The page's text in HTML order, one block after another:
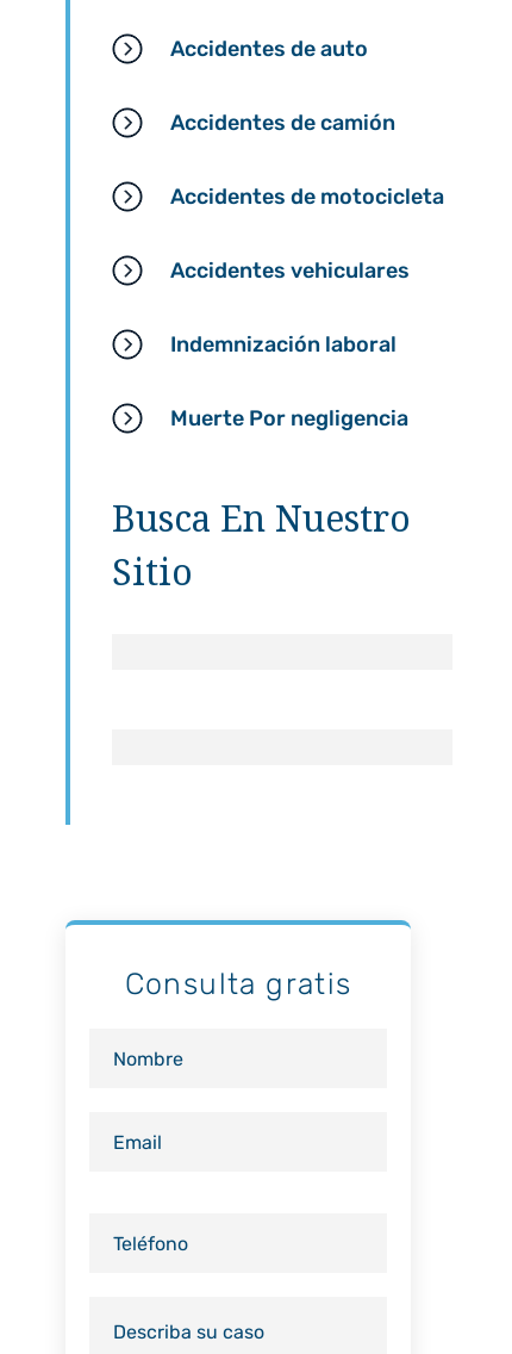
Accidentes de auto
Accidentes de camión
Accidentes de motocicleta
Accidentes vehiculares
Indemnización laboral
Muerte Por negligencia
Busca En Nuestro
Sitio
Consulta gratis